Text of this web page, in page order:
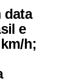
data
e
h;